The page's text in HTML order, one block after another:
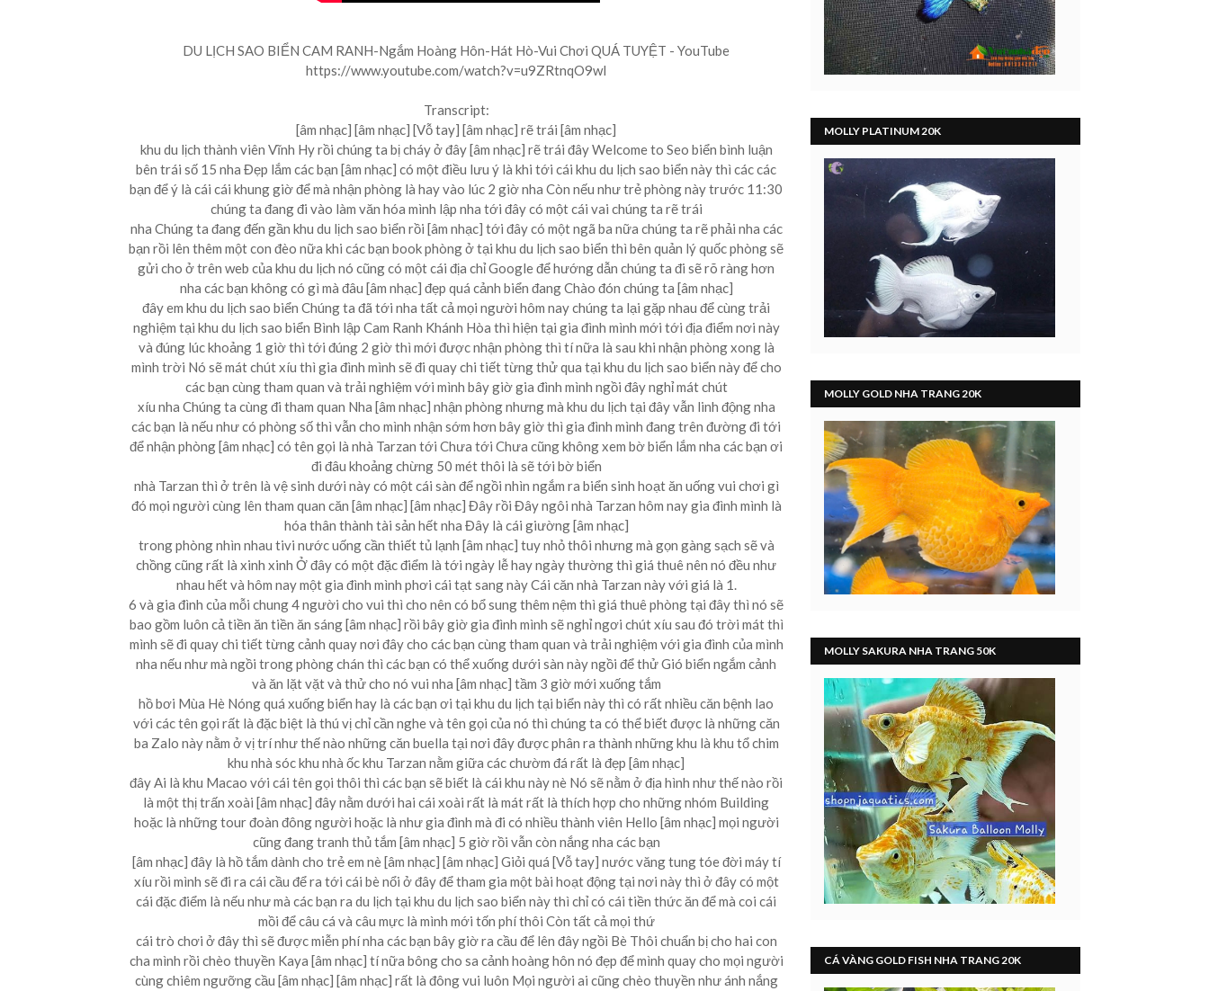
DU LỊCH SAO BIỂN CAM RANH-Ngắm Hoàng Hôn-Hát Hò-Vui Chơi QUÁ TUYỆT - YouTube
https://www.youtube.com/watch?v=u9ZRtnqO9wI
Transcript:
[âm nhạc] [âm nhạc] [Vỗ tay] [âm nhạc] rẽ trái [âm nhạc]
khu du lịch thành viên Vĩnh Hy rồi chúng ta bị cháy ở đây [âm nhạc] rẽ trái đây Welcome to Seo biển bình luận
bên trái số 15 nha Đẹp lắm các bạn [âm nhạc] có một điều lưu ý là khi tới cái khu du lịch sao biển này thì các các
bạn để ý là cái cái khung giờ để mà nhận phòng là hay vào lúc 2 giờ nha Còn nếu như trẻ phòng này trước 11:30
chúng ta đang đi vào làm văn hóa mình lập nha tới đây có một cái vai chúng ta rẽ trái
nha Chúng ta đang đến gần khu du lịch sao biển rồi [âm nhạc] tới đây có một ngã ba nữa chúng ta rẽ phải nha các
bạn rồi lên thêm một con đèo nữa khi các bạn book phòng ở tại khu du lịch sao biển thì bên quản lý quốc phòng sẽ
gửi cho ở trên web của khu du lịch nó cũng có một cái địa chỉ Google để hướng dẫn chúng ta đi sẽ rõ ràng hơn
nha các bạn không có gì mà đâu [âm nhạc] đẹp quá cảnh biển đang Chào đón chúng ta [âm nhạc]
đây em khu du lịch sao biển Chúng ta đã tới nha tất cả mọi người hôm nay chúng ta lại gặp nhau để cùng trải
nghiệm tại khu du lịch sao biển Bình lập Cam Ranh Khánh Hòa thì hiện tại gia đình mình mới tới địa điểm nơi này
và đúng lúc khoảng 1 giờ thì tới đúng 2 giờ thì mới được nhận phòng thì tí nữa là sau khi nhận phòng xong là
mình trời Nó sẽ mát chút xíu thì gia đình mình sẽ đi quay chi tiết từng thử qua tại khu du lịch sao biển này để cho
các bạn cùng tham quan và trải nghiệm với mình bây giờ gia đình mình ngồi đây nghỉ mát chút
xíu nha Chúng ta cùng đi tham quan Nha [âm nhạc] nhận phòng nhưng mà khu du lịch tại đây vẫn linh động nha
các bạn là nếu như có phòng số thì vẫn cho mình nhận sớm hơn bây giờ thì gia đình mình đang trên đường đi tới
để nhận phòng [âm nhạc] có tên gọi là nhà Tarzan tới Chưa tới Chưa cũng không xem bờ biển lắm nha các bạn ơi
đi đâu khoảng chừng 50 mét thôi là sẽ tới bờ biển
nhà Tarzan thì ở trên là vệ sinh dưới này có một cái sàn để ngồi nhìn ngắm ra biển sinh hoạt ăn uống vui chơi gì
đó mọi người cùng lên tham quan căn [âm nhạc] [âm nhạc] Đây rồi Đây ngôi nhà Tarzan hôm nay gia đình mình là
hóa thân thành tài sản hết nha Đây là cái giường [âm nhạc]
trong phòng nhìn nhau tivi nước uống cần thiết tủ lạnh [âm nhạc] tuy nhỏ thôi nhưng mà gọn gàng sạch sẽ và
chồng cũng rất là xinh xinh Ở đây có một đặc điểm là tới ngày lễ hay ngày thường thì giá thuê nên nó đều như
nhau hết và hôm nay một gia đình mình phơi cái tạt sang này Cái căn nhà Tarzan này với giá là 1.
6 và gia đình của mỗi chung 4 người cho vui thì cho nên có bổ sung thêm nệm thì giá thuê phòng tại đây thì nó sẽ
bao gồm luôn cả tiền ăn tiền ăn sáng [âm nhạc] rồi bây giờ gia đình mình sẽ nghỉ ngơi chút xíu sau đó trời mát thì
mình sẽ đi quay chi tiết từng cảnh quay nơi đây cho các bạn cùng tham quan và trải nghiệm với gia đình của mình
nha nếu như mà ngồi trong phòng chán thì các bạn có thể xuống dưới sàn này ngồi để thử Gió biển ngắm cảnh
và ăn lặt vặt và thử cho nó vui nha [âm nhạc] tầm 3 giờ mới xuống tắm
hồ bơi Mùa Hè Nóng quá xuống biển hay là các bạn ơi tại khu du lịch tại biển này thì có rất nhiều căn bệnh lao
với các tên gọi rất là đặc biệt là thú vị chỉ cần nghe và tên gọi của nó thì chúng ta có thể biết được là những căn
ba Zalo này nằm ở vị trí như thế nào những căn buella tại nơi đây được phân ra thành những khu là khu tổ chim
khu nhà sóc khu nhà ốc khu Tarzan nằm giữa các chườm đá rất là đẹp [âm nhạc]
đây Ai là khu Macao với cái tên gọi thôi thì các bạn sẽ biết là cái khu này nè Nó sẽ nằm ở địa hình như thế nào rồi
là một thị trấn xoài [âm nhạc] đây nằm dưới hai cái xoài rất là mát rất là thích hợp cho những nhóm Building
hoặc là những tour đoàn đông người hoặc là như gia đình mà đi có nhiều thành viên Hello [âm nhạc] mọi người
cũng đang tranh thủ tắm [âm nhạc] 5 giờ rồi vẫn còn nắng nha các bạn
[âm nhạc] đây là hồ tắm dành cho trẻ em nè [âm nhạc] [âm nhạc] Giỏi quá [Vỗ tay] nước văng tung tóe đời máy tí
xíu rồi mình sẽ đi ra cái cầu để ra tới cái bè nổi ở đây để tham gia một bài hoạt động tại nơi này thì ở đây có một
cái đặc điểm là nếu như mà các bạn ra du lịch tại khu du lịch sao biển này thì chỉ có cái tiền thức ăn để mà coi cái
mồi để câu cá và câu mực là mình mới tốn phí thôi Còn tất cả mọi thứ
cái trò chơi ở đây thì sẽ được miễn phí nha các bạn bây giờ ra cầu để lên đây ngồi Bè Thôi chuẩn bị cho hai con
cha mình rồi chèo thuyền Kaya [âm nhạc] tí nữa bông cho sa cảnh hoàng hôn nó đẹp để mình quay cho mọi người
cùng chiêm ngưỡng cầu [âm nhạc] [âm nhạc] rất là đông vui luôn Mọi người ai cũng chèo thuyền như ánh nắng
MOLLY PLATINUM 20K
MOLLY GOLD NHA TRANG 20K
MOLLY SAKURA NHA TRANG 50K
CÁ VÀNG GOLD FISH NHA TRANG 20K